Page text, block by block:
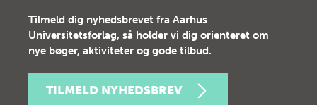
Tilmeld dig nyhedsbrevet fra Aarhus
Universitetsforlag, så holder vi dig orienteret om
nye bøger, aktiviteter og gode tilbud.
TILMELD NYHEDSBREV